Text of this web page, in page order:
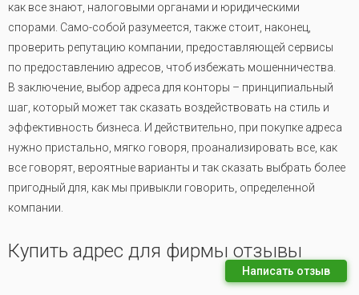
как все знают, налоговыми органами и юридическими
спорами. Само-собой разумеется, также стоит, наконец,
проверить репутацию компании, предоставляющей сервисы
по предоставлению адресов, чтоб избежать мошенничества.
В заключение, выбор адреса для конторы – принципиальный
шаг, который может так сказать воздействовать на стиль и
эффективность бизнеса. И действительно, при покупке адреса
нужно пристально, мягко говоря, проанализировать все, как
все говорят, вероятные варианты и так сказать выбрать более
пригодный для, как мы привыкли говорить, определенной
компании.
Купить адрес для фирмы отзывы
Написать отзыв